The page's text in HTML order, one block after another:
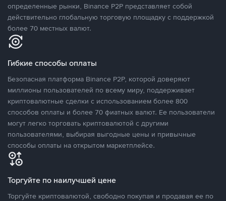
определенные рынки, Binance P2P представляет собой
действительно глобальную торговую площадку с поддержкой
более 70 местных валют.
Гибкие способы оплаты
Безопасная платформа Binance P2P, которой доверяют
миллионы пользователей по всему миру, поддерживает
криптовалютные сделки с использованием более 800
способов оплаты и более 70 фиатных валют. Ее пользователи
могут легко торговать криптовалютой с другими
пользователями, выбирая выгодные цены и привычные
способы оплаты на открытом маркетплейсе.
Торгуйте по наилучшей цене
Торгуйте криптовалютой, свободно покупая и продавая ее по